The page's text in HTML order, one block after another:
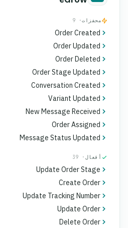
محفزات· 9
Order Created
Order Updated
Order Deleted
Order Stage Updated
Conversation Created
Variant Updated
New Message Received
Order Assigned
Message Status Updated
أفعال · 39
Update Order Stage
Create Order
Update Tracking Number
Update Order
Delete Order